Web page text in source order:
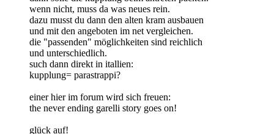
wenn nicht, muss da was neues rein.
dazu musst du dann den alten kram ausbauen
und mit den angeboten im net vergleichen.
die "passenden" möglichkeiten sind reichlich
und unterschiedlich.
such dann direkt in itallien:
kupplung= parastrappi?
einer hier im forum wird sich freuen:
the never ending garelli story goes on!
glück auf!